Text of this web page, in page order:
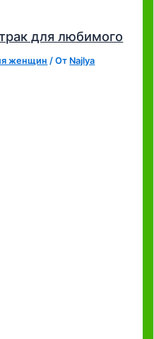
для любимого
женщин / От Najlya